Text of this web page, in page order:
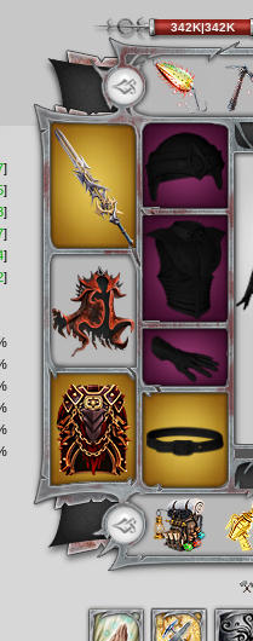
]
]
]
]
]
]
342K|342K